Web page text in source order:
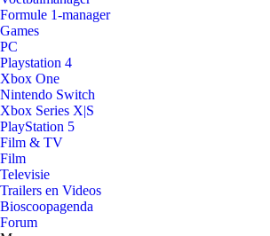
Formule 1-manager
Games
PC
Playstation 4
Xbox One
Nintendo Switch
Xbox Series X|S
PlayStation 5
Film & TV
Film
Televisie
Trailers en Videos
Bioscoopagenda
Forum